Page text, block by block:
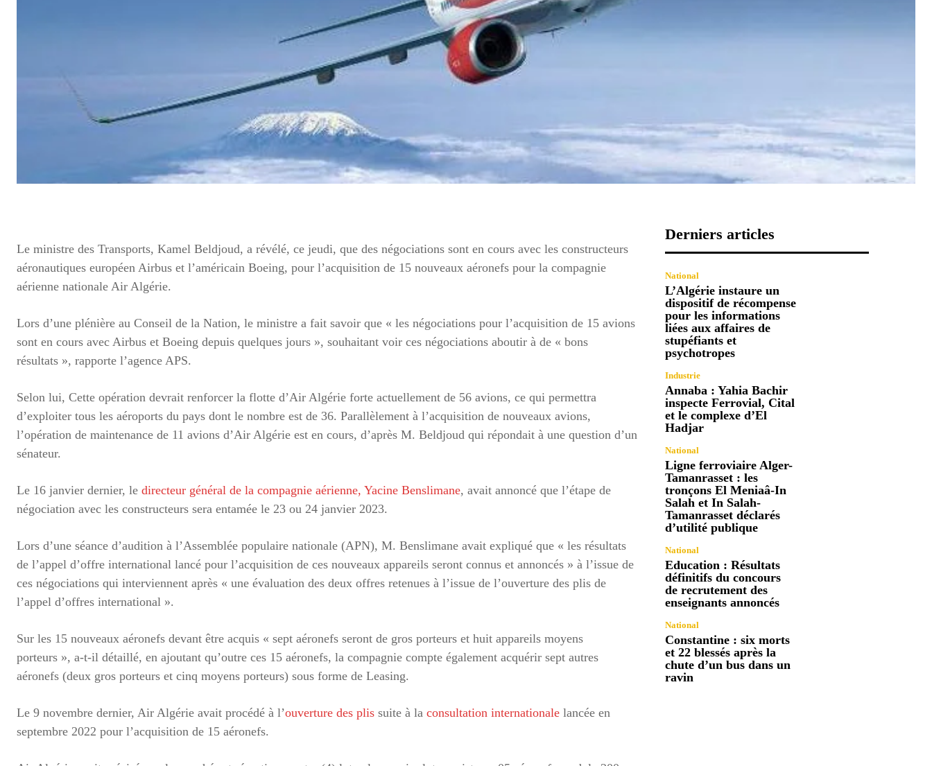
Le ministre des Transports, Kamel Beldjoud, a révélé, ce jeudi, que des négociations sont en cours avec les constructeurs
aéronautiques européen Airbus et l’américain Boeing, pour l’acquisition de 15 nouveaux aéronefs pour la compagnie
aérienne nationale Air Algérie.
Lors d’une plénière au Conseil de la Nation, le ministre a fait savoir que « les négociations pour l’acquisition de 15 avions
sont en cours avec Airbus et Boeing depuis quelques jours », souhaitant voir ces négociations aboutir à de « bons
résultats », rapporte l’agence APS.
Selon lui, Cette opération devrait renforcer la flotte d’Air Algérie forte actuellement de 56 avions, ce qui permettra
d’exploiter tous les aéroports du pays dont le nombre est de 36. Parallèlement à l’acquisition de nouveaux avions,
l’opération de maintenance de 11 avions d’Air Algérie est en cours, d’après M. Beldjoud qui répondait à une question d’un
sénateur.
Le 16 janvier dernier, le directeur général de la compagnie aérienne, Yacine Benslimane, avait annoncé que l’étape de
négociation avec les constructeurs sera entamée le 23 ou 24 janvier 2023.
Lors d’une séance d’audition à l’Assemblée populaire nationale (APN), M. Benslimane avait expliqué que « les résultats
de l’appel d’offre international lancé pour l’acquisition de ces nouveaux appareils seront connus et annoncés » à l’issue de
ces négociations qui interviennent après « une évaluation des deux offres retenues à l’issue de l’ouverture des plis de
l’appel d’offres international ».
Sur les 15 nouveaux aéronefs devant être acquis « sept aéronefs seront de gros porteurs et huit appareils moyens
porteurs », a-t-il détaillé, en ajoutant qu’outre ces 15 aéronefs, la compagnie compte également acquérir sept autres
aéronefs (deux gros porteurs et cinq moyens porteurs) sous forme de Leasing.
Le 9 novembre dernier, Air Algérie avait procédé à l’ouverture des plis suite à la consultation internationale lancée en
septembre 2022 pour l’acquisition de 15 aéronefs.
Derniers articles
National
L’Algérie instaure un
dispositif de récompense
pour les informations
liées aux affaires de
stupéfiants et
psychotropes
Industrie
Annaba : Yahia Bachir
inspecte Ferrovial, Cital
et le complexe d’El
Hadjar
National
Ligne ferroviaire Alger-
Tamanrasset : les
tronçons El Meniaâ-In
Salah et In Salah-
Tamanrasset déclarés
d’utilité publique
National
Education : Résultats
définitifs du concours
de recrutement des
enseignants annoncés
National
Constantine : six morts
et 22 blessés après la
chute d’un bus dans un
ravin